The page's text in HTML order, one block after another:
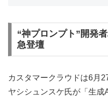
“神プロンプト”開発
急登壇
カスタマークラウドは6月
ヤシシュンスケ氏が「生成